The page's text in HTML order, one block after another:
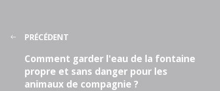
PRÉCÉDENT
Comment garder l'eau de la fontaine
propre et sans danger pour les
animaux de compagnie ?